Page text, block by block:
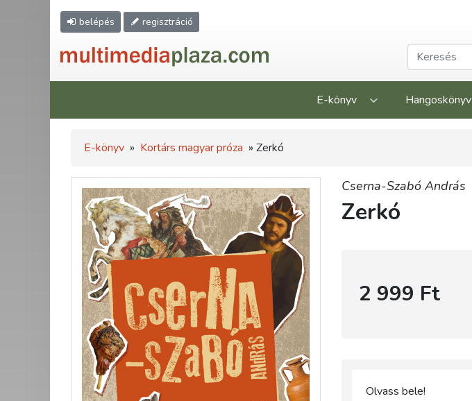
belépés regisztráció
E-könyv Hangoskönyv
E-könyv » Kortárs magyar próza » Zerkó
Cserna-Szabó András
Zerkó
2 999 Ft
Olvass bele!